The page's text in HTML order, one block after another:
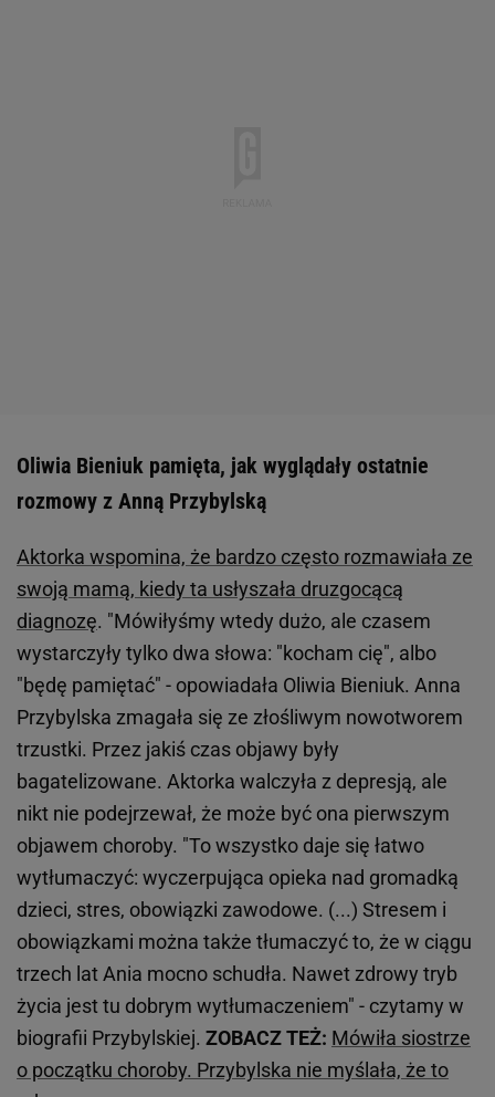
Oliwia Bieniuk pamięta, jak wyglądały ostatnie
rozmowy z Anną Przybylską
Aktorka wspomina, że bardzo często rozmawiała ze
swoją mamą, kiedy ta usłyszała druzgocącą
diagnozę. "Mówiłyśmy wtedy dużo, ale czasem
wystarczyły tylko dwa słowa: "kocham cię", albo
"będę pamiętać" - opowiadała Oliwia Bieniuk. Anna
Przybylska zmagała się ze złośliwym nowotworem
trzustki. Przez jakiś czas objawy były
bagatelizowane. Aktorka walczyła z depresją, ale
nikt nie podejrzewał, że może być ona pierwszym
objawem choroby. "To wszystko daje się łatwo
wytłumaczyć: wyczerpująca opieka nad gromadką
dzieci, stres, obowiązki zawodowe. (...) Stresem i
obowiązkami można także tłumaczyć to, że w ciągu
trzech lat Ania mocno schudła. Nawet zdrowy tryb
życia jest tu dobrym wytłumaczeniem" - czytamy w
biografii Przybylskiej. ZOBACZ TEŻ: Mówiła siostrze
o początku choroby. Przybylska nie myślała, że to